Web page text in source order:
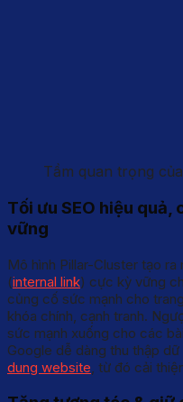
Tầm quan trọng
Tối ưu SEO hiệu quả,
vững
Mô hình Pillar-Cluster tạo
(internal link) cực kỳ vững
củng cố sức mạnh cho
khóa chính, cạnh tranh.
sức mạnh xuống cho các
Google dễ dàng thu thập
dung website , từ đó cải